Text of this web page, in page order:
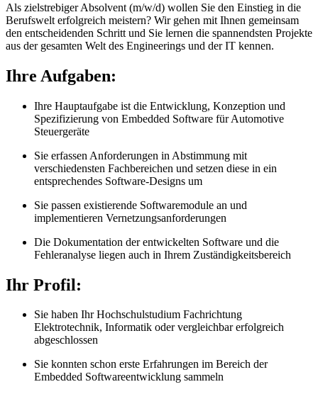
Als zielstrebiger Absolvent (m/w/d) wollen Sie den Einstieg in die
Berufswelt erfolgreich meistern? Wir gehen mit Ihnen gemeinsam
den entscheidenden Schritt und Sie lernen die spannendsten Projekte
aus der gesamten Welt des Engineerings und der IT kennen.
Ihre Aufgaben:
Ihre Hauptaufgabe ist die Entwicklung, Konzeption und
Spezifizierung von Embedded Software für Automotive
Steuergeräte
Sie erfassen Anforderungen in Abstimmung mit
verschiedensten Fachbereichen und setzen diese in ein
entsprechendes Software-Designs um
Sie passen existierende Softwaremodule an und
implementieren Vernetzungsanforderungen
Die Dokumentation der entwickelten Software und die
Fehleranalyse liegen auch in Ihrem Zuständigkeitsbereich
Ihr Profil:
Sie haben Ihr Hochschulstudium Fachrichtung
Elektrotechnik, Informatik oder vergleichbar erfolgreich
abgeschlossen
Sie konnten schon erste Erfahrungen im Bereich der
Embedded Softwareentwicklung sammeln